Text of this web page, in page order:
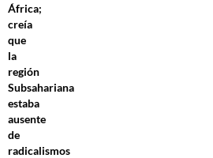
África;
creía
que
la
región
Subsahariana
estaba
ausente
de
radicalismos